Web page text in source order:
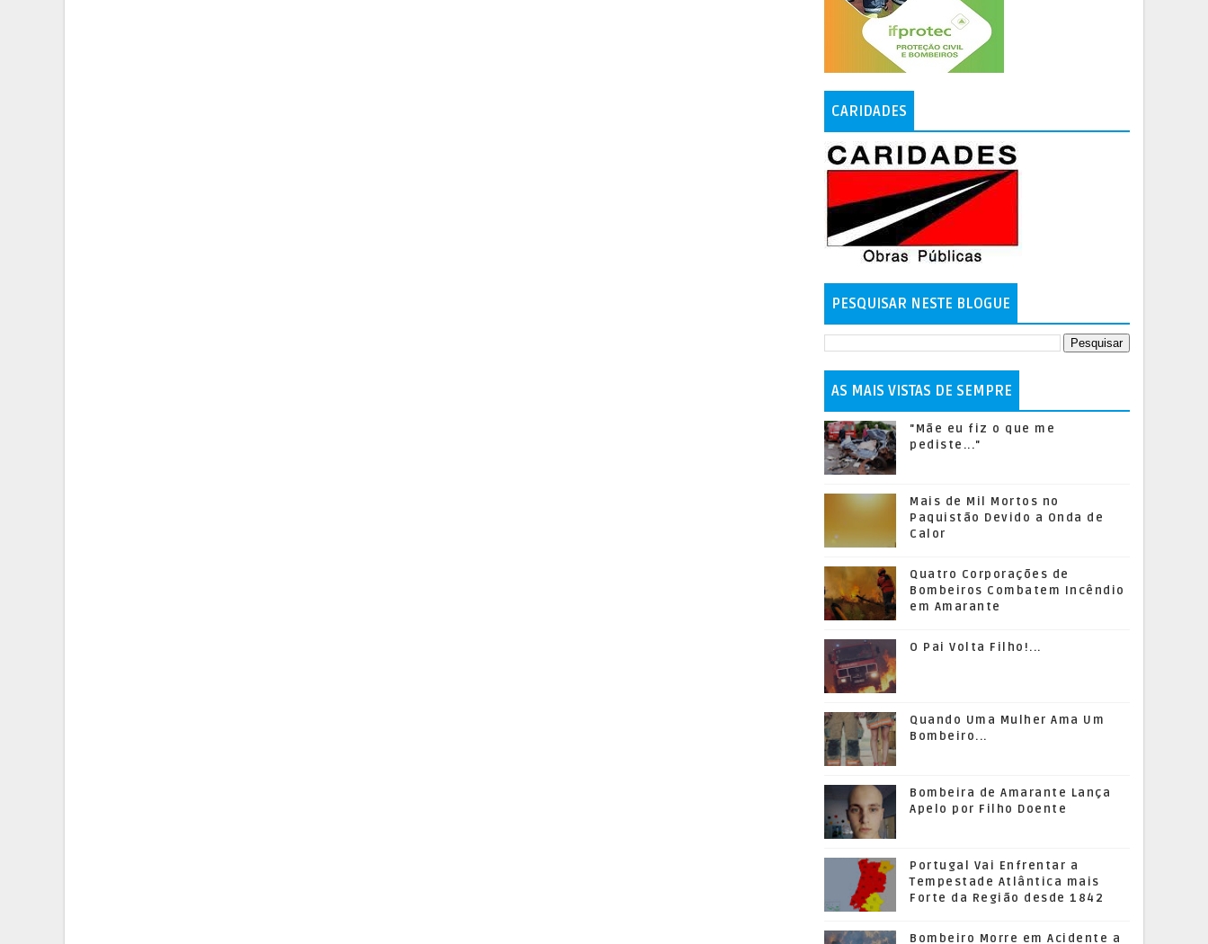
CARIDADES
PESQUISAR NESTE BLOGUE
AS MAIS VISTAS DE SEMPRE
"Mãe eu fiz o que me
pediste..."
Mais de Mil Mortos no
Paquistão Devido a Onda de
Calor
Quatro Corporações de
Bombeiros Combatem Incêndio
em Amarante
O Pai Volta Filho!...
Quando Uma Mulher Ama Um
Bombeiro...
Bombeira de Amarante Lança
Apelo por Filho Doente
Portugal Vai Enfrentar a
Tempestade Atlântica mais
Forte da Região desde 1842
Bombeiro Morre em Acidente a